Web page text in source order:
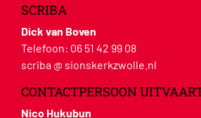
SCRIBA
Dick van Boven
Telefoon: 06 51 42 99 08
scriba @ sionskerkzwolle.nl
CONTACTPERSOON
Nico Hukubun